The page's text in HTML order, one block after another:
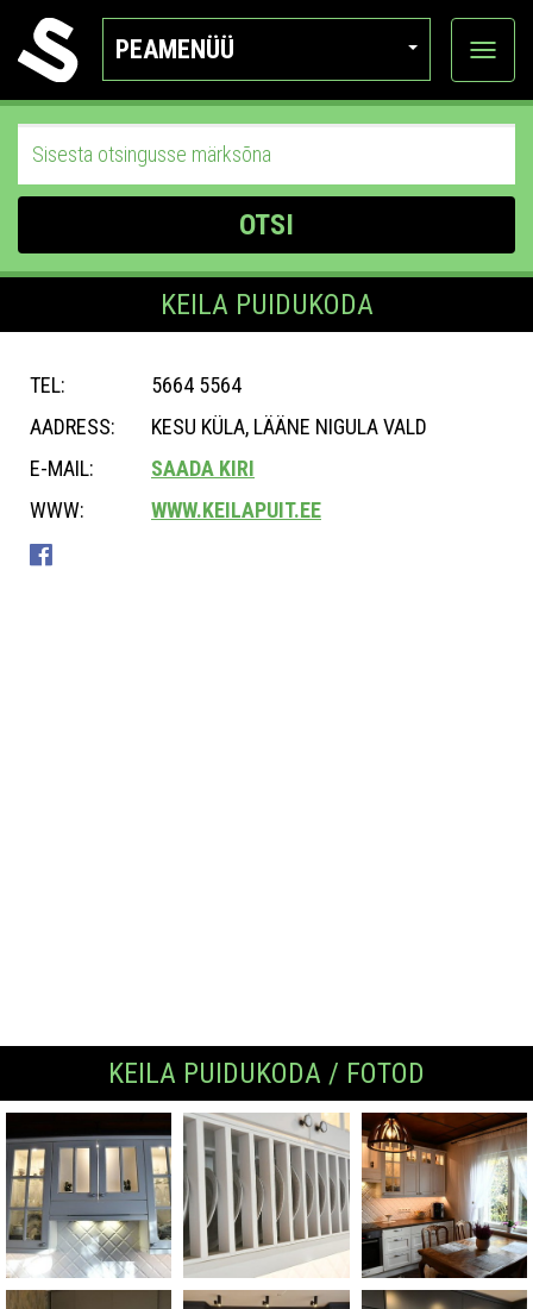
PEAMENÜÜ
Ava
OTSI
KEILA PUIDUKODA
TEL:
5664 5564
AADRESS:
KESU KÜLA, LÄÄNE NIGULA VALD
E-MAIL:
SAADA KIRI
WWW:
WWW.KEILAPUIT.EE
KEILA PUIDUKODA / FOTOD